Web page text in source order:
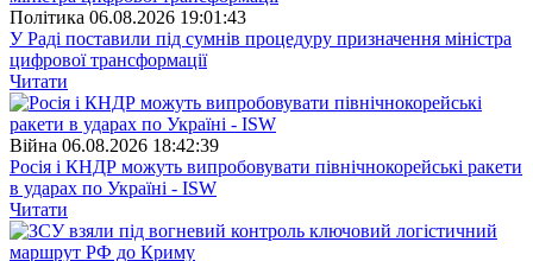
Полiтика 06.08.2026 19:01:43
У Раді поставили під сумнів процедуру призначення міністра
цифрової трансформації
Читати
Війна 06.08.2026 18:42:39
Росія і КНДР можуть випробовувати північнокорейські ракети
в ударах по Україні - ISW
Читати